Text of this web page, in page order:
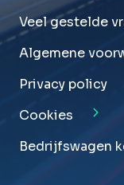
Veel gestelde
Algemene
Privacy policy
Cookies
Bedrijfswagen